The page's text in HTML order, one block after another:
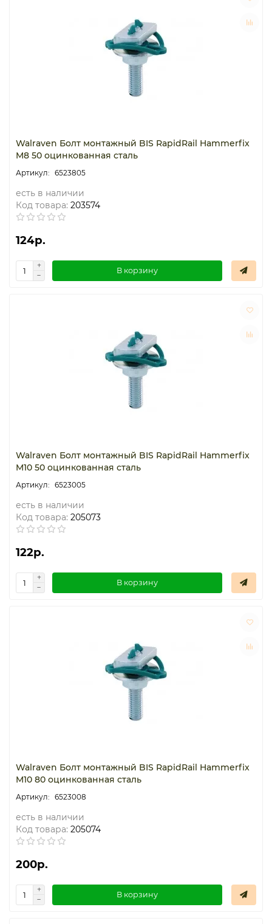
Термостаты накладные
Walraven Болт монтажный BIS RapidRail Hammerfix
M8 50 оцинкованная сталь
6523805
есть в наличии
Код товара: 203574
124р.
В корзину
Walraven Болт монтажный BIS RapidRail Hammerfix
M10 50 оцинкованная сталь
6523005
есть в наличии
Код товара: 205073
122р.
В корзину
Walraven Болт монтажный BIS RapidRail Hammerfix
M10 80 оцинкованная сталь
6523008
есть в наличии
Код товара: 205074
200р.
В корзину